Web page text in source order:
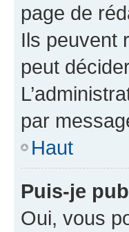
page de
Ils peuvent
peut
par
Haut
Puis-je
Oui, vous